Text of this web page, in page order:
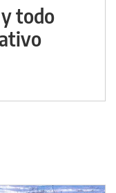
todo